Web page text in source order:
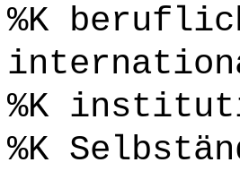
%K
%K
%K